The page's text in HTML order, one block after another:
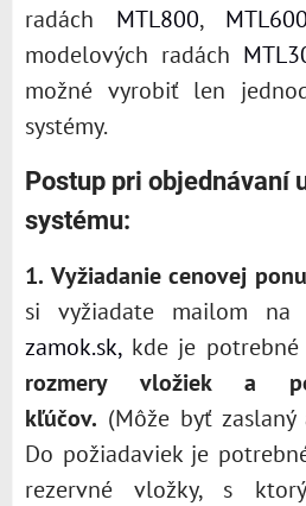
radách MTL800,
modelových radách
možné vyrobiť len
systémy.
Postup pri objednávaní
systému:
1. Vyžiadanie cenovej
si vyžiadate mailom na
zamok.sk,kde je potrebné
rozmery vložiek a
kľúčov. (Môže byť
Do požiadaviek je
rezervné vložky, s